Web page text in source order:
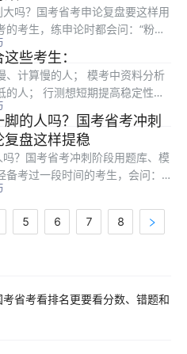
吗？国考省考申论复盘要这样用
考生，练申论时都会问：“粉笔
”答案是：有区别，而且对申论
不清、看完参考答案也不知道怎
些考生：
、计算慢的人； 模考中资料分析
人； 行测想短期提高稳定性的
的人； 冲刺阶段想抓重点模块
用粉笔资料分析课入门，但要
的人吗？国考省考冲刺
盘这样提稳
？国考省考冲刺阶段用题库、模
考过一段时间的考生，会问：
？”这个问题通常不是零基础入
真题模考，分数离目标岗位还有
5 6 7 8
省考看排名更要看分数、错题和